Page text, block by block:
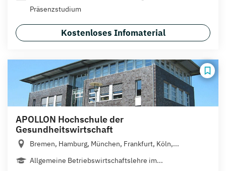
Präsenzstudium
Kostenloses Infomaterial
APOLLON Hochschule der
Gesundheitswirtschaft
Bremen, Hamburg, München, Frankfurt, Köln,...
Allgemeine Betriebswirtschaftslehre im...